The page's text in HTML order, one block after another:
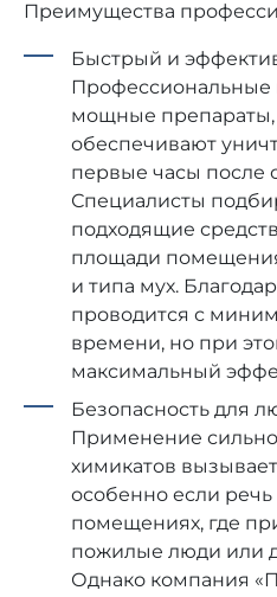
Преимущества
Быстрый и
Профессиональные
мощные препараты,
обеспечивают
первые часы после
Специалисты
подходящие
площади
и типа мух.
проводится с
времени, но при
максимальный
Безопасность для
Применение
химикатов
особенно если
помещениях, где
пожилые люди или
Однако компания